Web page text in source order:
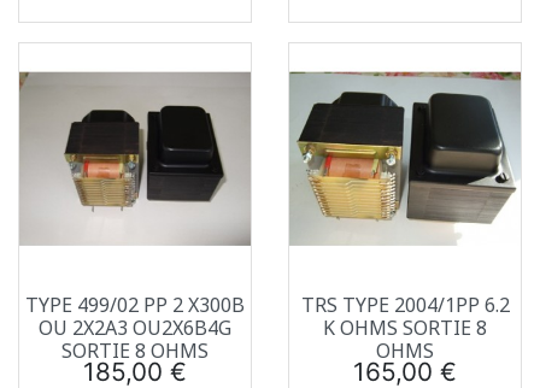
TYPE 499/02 PP 2 X300B
OU 2X2A3 OU2X6B4G
SORTIE 8 OHMS
Prix
185,00 €
TRS TYPE 2004/1PP 6.2
K OHMS SORTIE 8
OHMS
Prix
165,00 €